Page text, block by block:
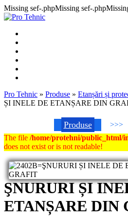
Missing sef-.phpMissing sef-
Pro Tehnic » Produse » Etanșări și
ȘI INELE DE ETANȘARE DIN
Produse >>>
The file /home/protehni/public_html/
does not exist or is not readable!
ŞNURURI ȘI
ETANȘARE DIN